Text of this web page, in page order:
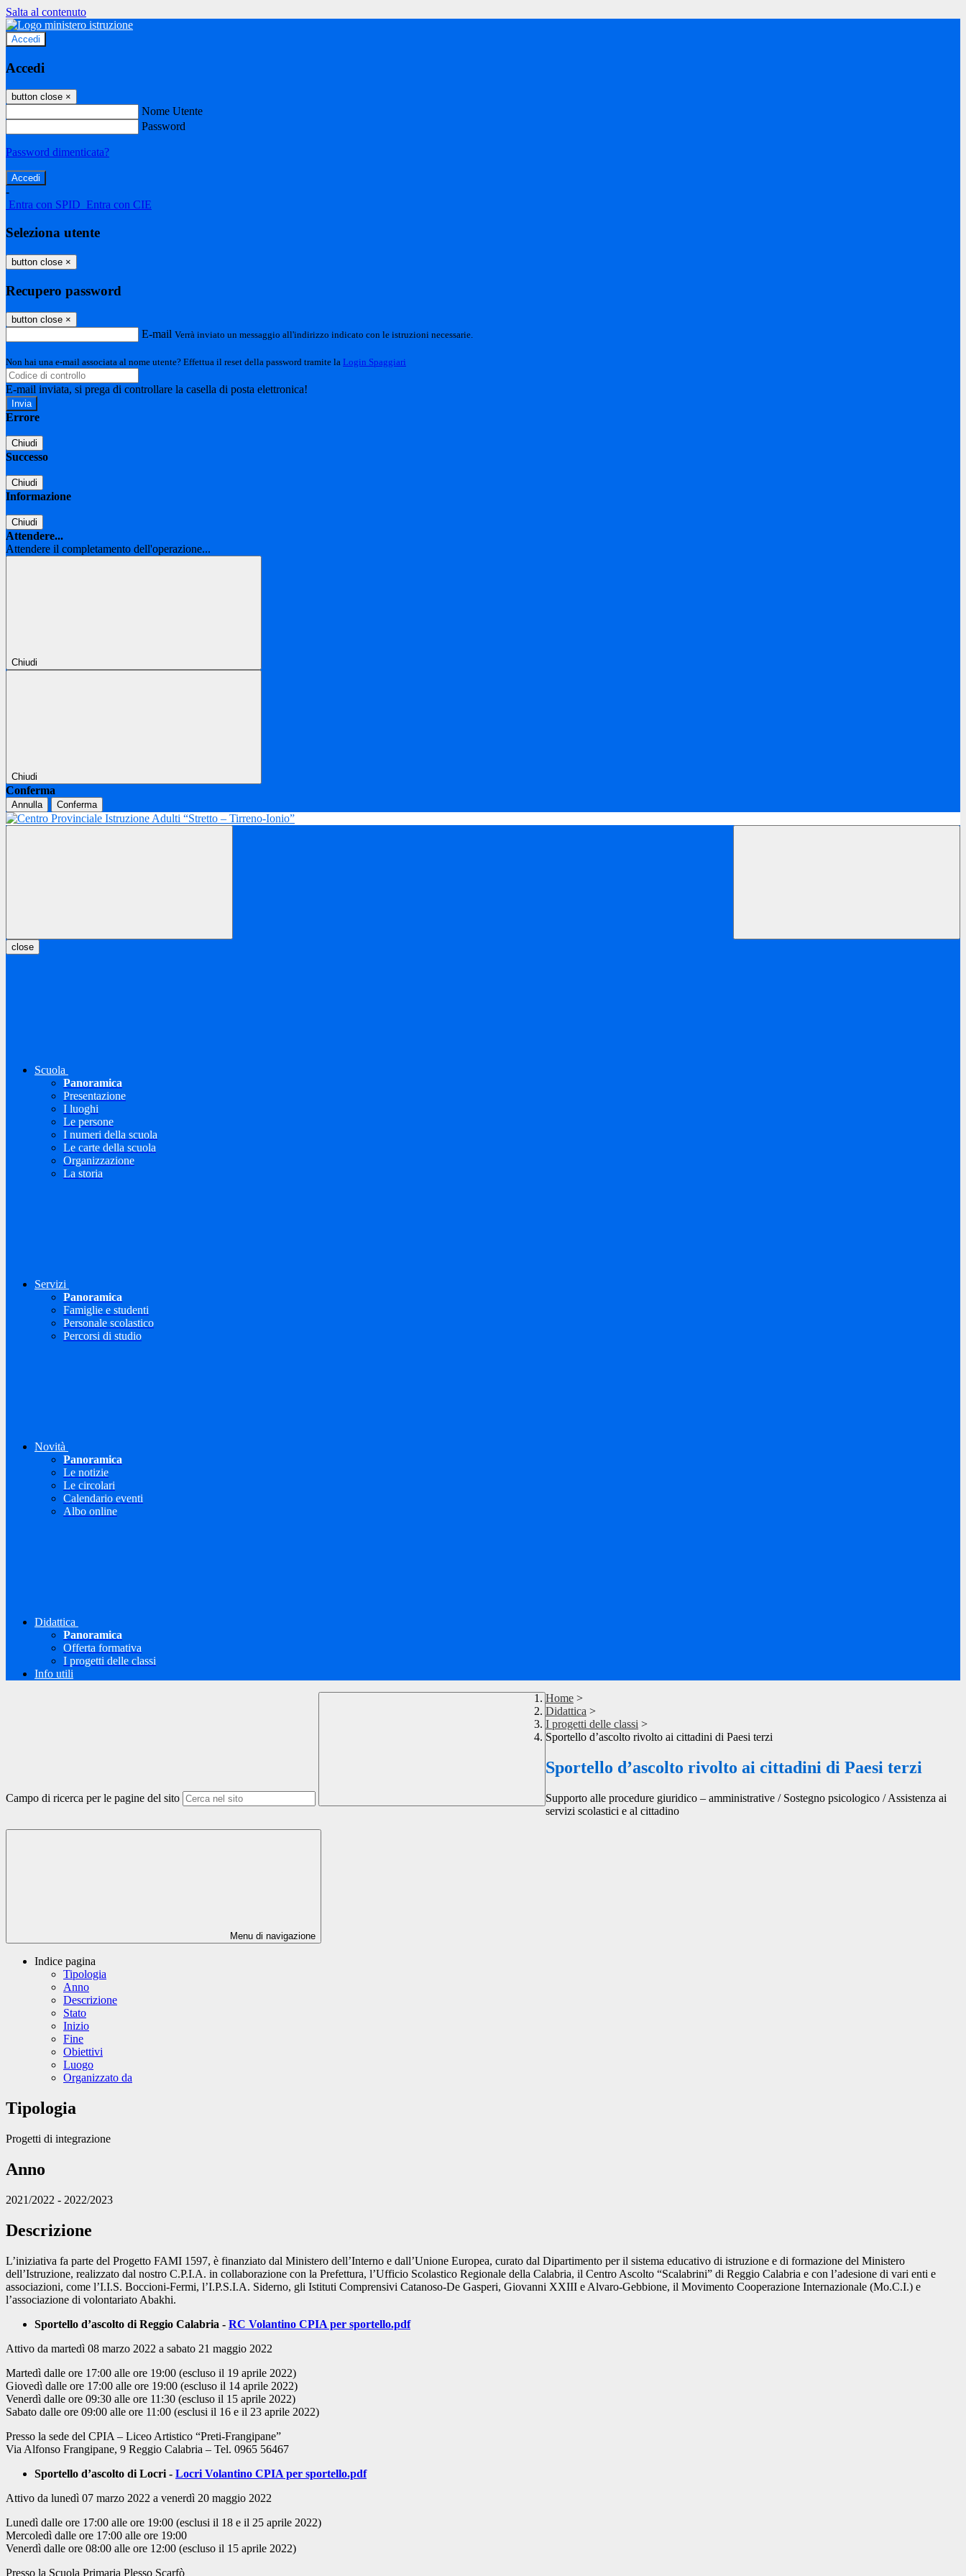
Salta al contenuto
Accedi
Accedi
button close ×
Nome Utente
Password
Password dimenticata?
-
Entra con SPID Entra con CIE
Seleziona utente
button close ×
Recupero password
button close ×
E-mail Verrà inviato un messaggio all'indirizzo indicato con le istruzioni necessarie.
Non hai una e-mail associata al nome utente? Effettua il reset della password tramite la Login Spaggiari
E-mail inviata, si prega di controllare la casella di posta elettronica!
Errore
Chiudi
Successo
Chiudi
Informazione
Chiudi
Attendere...
Attendere il completamento dell'operazione...
Chiudi
Chiudi
Conferma
Annulla Conferma
close
Scuola
Panoramica
Presentazione
I luoghi
Le persone
I numeri della scuola
Le carte della scuola
Organizzazione
La storia
Servizi
Panoramica
Famiglie e studenti
Personale scolastico
Percorsi di studio
Novità
Panoramica
Le notizie
Le circolari
Calendario eventi
Albo online
Didattica
Panoramica
Offerta formativa
I progetti delle classi
Info utili
Campo di ricerca per le pagine del sito
Home >
Didattica >
I progetti delle classi >
Sportello d’ascolto rivolto ai cittadini di Paesi terzi
Sportello d’ascolto rivolto ai cittadini di Paesi terzi
Supporto alle procedure giuridico – amministrative / Sostegno psicologico / Assistenza ai
servizi scolastici e al cittadino
Menu di navigazione
Indice pagina
Tipologia
Anno
Descrizione
Stato
Inizio
Fine
Obiettivi
Luogo
Organizzato da
Tipologia
Progetti di integrazione
Anno
2021/2022 - 2022/2023
Descrizione
L’iniziativa fa parte del Progetto FAMI 1597, è finanziato dal Ministero dell’Interno e dall’Unione Europea, curato dal Dipartimento per il sistema educativo di istruzione e di formazione del Ministero
dell’Istruzione, realizzato dal nostro C.P.I.A. in collaborazione con la Prefettura, l’Ufficio Scolastico Regionale della Calabria, il Centro Ascolto “Scalabrini” di Reggio Calabria e con l’adesione di vari enti e
associazioni, come l’I.I.S. Boccioni-Fermi, l’I.P.S.I.A. Siderno, gli Istituti Comprensivi Catanoso-De Gasperi, Giovanni XXIII e Alvaro-Gebbione, il Movimento Cooperazione Internazionale (Mo.C.I.) e
l’associazione di volontariato Abakhi.
Sportello d’ascolto di Reggio Calabria - RC Volantino CPIA per sportello.pdf
Attivo da martedì 08 marzo 2022 a sabato 21 maggio 2022
Martedì dalle ore 17:00 alle ore 19:00 (escluso il 19 aprile 2022)
Giovedì dalle ore 17:00 alle ore 19:00 (escluso il 14 aprile 2022)
Venerdì dalle ore 09:30 alle ore 11:30 (escluso il 15 aprile 2022)
Sabato dalle ore 09:00 alle ore 11:00 (esclusi il 16 e il 23 aprile 2022)
Presso la sede del CPIA – Liceo Artistico “Preti-Frangipane”
Via Alfonso Frangipane, 9 Reggio Calabria – Tel. 0965 56467
Sportello d’ascolto di Locri - Locri Volantino CPIA per sportello.pdf
Attivo da lunedì 07 marzo 2022 a venerdì 20 maggio 2022
Lunedì dalle ore 17:00 alle ore 19:00 (esclusi il 18 e il 25 aprile 2022)
Mercoledì dalle ore 17:00 alle ore 19:00
Venerdì dalle ore 08:00 alle ore 12:00 (escluso il 15 aprile 2022)
Presso la Scuola Primaria Plesso Scarfò